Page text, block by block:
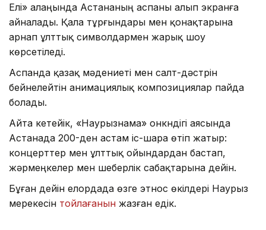
Елі» алаңында Астананың аспаны алып экранға
айналады. Қала тұрғындары мен қонақтарына
арнап ұлттық символдармен жарық шоу
көрсетіледі.
Аспанда қазақ мәдениеті мен салт-дәстүрін
бейнелейтін анимациялық композициялар пайда
болады.
Айта кетейік, «Наурызнама» онкүндігі аясында
Астанада 200-ден астам іс-шара өтіп жатыр:
концерттер мен ұлттық ойындардан бастап,
жәрмеңкелер мен шеберлік сабақтарына дейін.
Бұған дейін елордада өзге этнос өкілдері Наурыз
мерекесін тойлағанын жазған едік.